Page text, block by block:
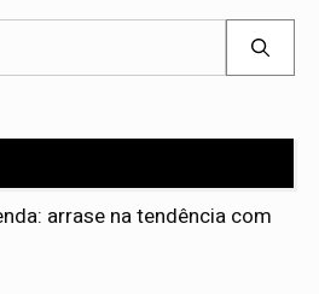
arrase na tendência com